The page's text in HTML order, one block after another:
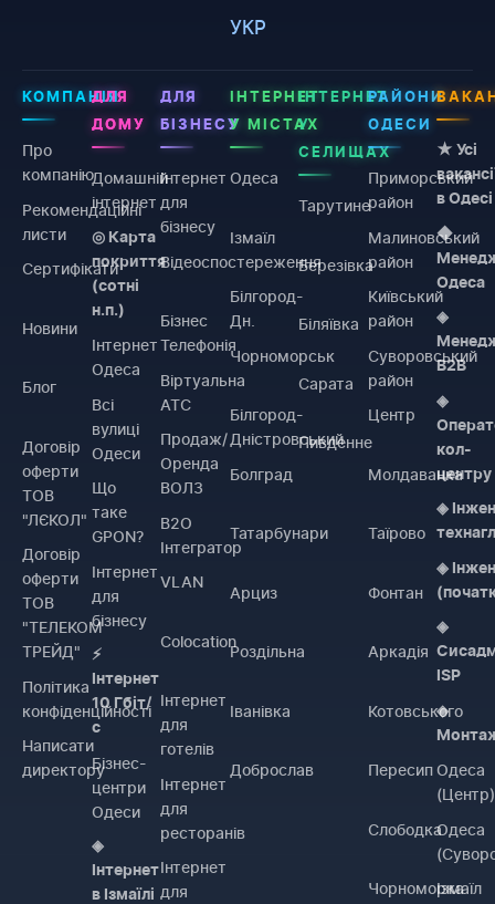
УКР
КОМПАНІЯ
Про
компанію
Рекомендаційні
листи
Сертифікати
Новини
Блог
Договiр
оферти
ТОВ
"ЛЄКОЛ"
Договiр
оферти
ТОВ
"ТЕЛЕКОМ
ТРЕЙД"
Політика
конфіденційності
Написати
директору
ДЛЯ
ДОМУ
Домашній
інтернет
◎ Карта
покриття
(сотні
н.п.)
Інтернет
Одеса
Всі
вулиці
Одеси
Що
таке
GPON?
Інтернет
для
бізнесу
⚡
Інтернет
10 Гбіт/
с
Бізнес-
центри
Одеси
◈
Інтернет
в Ізмаїлі
ДЛЯ
БІЗНЕСУ
Інтернет
для
бізнесу
Відеоспостереження
Бізнес
Телефонія
Віртуальна
АТС
Продаж/
Оренда
ВОЛЗ
B2O
Інтегратор
VLAN
Colocation
Інтернет
для
готелів
Інтернет
для
ресторанів
Інтернет
для
ІНТЕРНЕТ
У МІСТАХ
Одеса
Ізмаїл
Білгород-
Дн.
Чорноморськ
Білгород-
Дністровський
Болград
Татарбунари
Арциз
Роздільна
Іванівка
Доброслав
ІНТЕРНЕТ
У
СЕЛИЩАХ
Тарутине
Березівка
Біляївка
Сарата
Пивденне
РАЙОНИ
ОДЕСИ
Приморський
район
Малиновський
район
Київський
район
Суворовський
район
Центр
Молдаванка
Таїрово
Фонтан
Аркадія
Котовського
Пересип
Слободка
Чорноморка
★ Усі
в Одесі
◆
Одеса
◈
B2B
◈
кол-
центру
◈
◈
◈
ISP
◈
Одеса
(Центр)
Одеса
Ізмаїл